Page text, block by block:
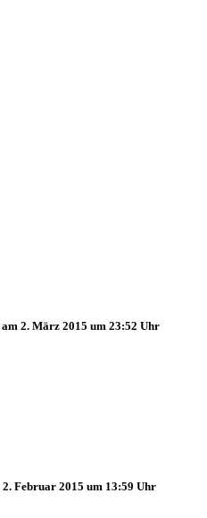
am 2. März 2015 um 23:52 Uhr
2. Februar 2015 um 13:59 Uhr